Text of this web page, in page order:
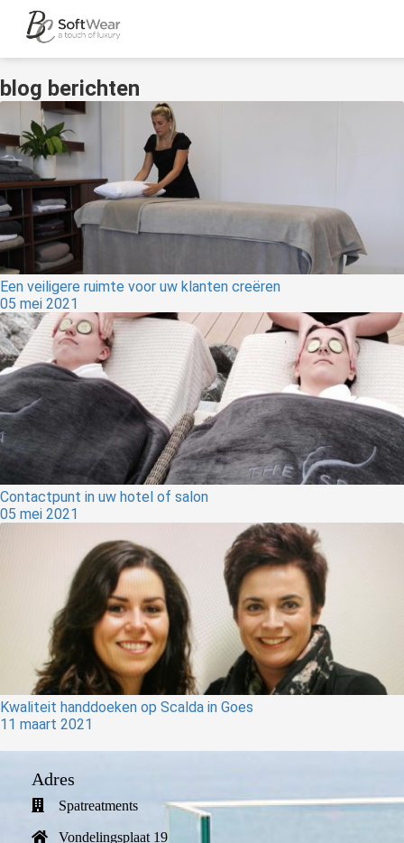
blog berichten
Een veiligere ruimte voor uw klanten creëren
05 mei 2021
Contactpunt in uw hotel of salon
05 mei 2021
Kwaliteit handdoeken op Scalda in Goes
11 maart 2021
Adres
Spatreatments
Vondelingsplaat 19
policy
om
te
Ze
gebruikt
deze
kan de
niet
over
op
gebruikt
te